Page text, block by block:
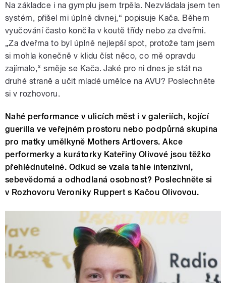
Na základce i na gymplu jsem trpěla. Nezvládala jsem ten
systém, přišel mi úplně divnej,“ popisuje Kača. Během
vyučování často končila v koutě třídy nebo za dveřmi.
„Za dveřma to byl úplně nejlepší spot, protože tam jsem
si mohla konečně v klidu číst něco, co mě opravdu
zajímalo,“ směje se Kača. Jaké pro ni dnes je stát na
druhé straně a učit mladé umělce na AVU? Poslechněte
si v rozhovoru.
Nahé performance v ulicích měst i v galeriích, kojící
guerilla ve veřejném prostoru nebo podpůrná skupina
pro matky umělkyně Mothers Artlovers. Akce
performerky a kurátorky Kateřiny Olivové jsou těžko
přehlédnutelné. Odkud se vzala tahle intenzivní,
sebevědomá a odhodlaná osobnost? Poslechněte si
v Rozhovoru Veroniky Ruppert s Kačou Olivovou.